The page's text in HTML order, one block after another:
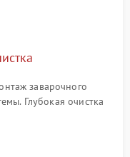
заварочного
Глубокая очистка
жмыха и накипи.
с использованием